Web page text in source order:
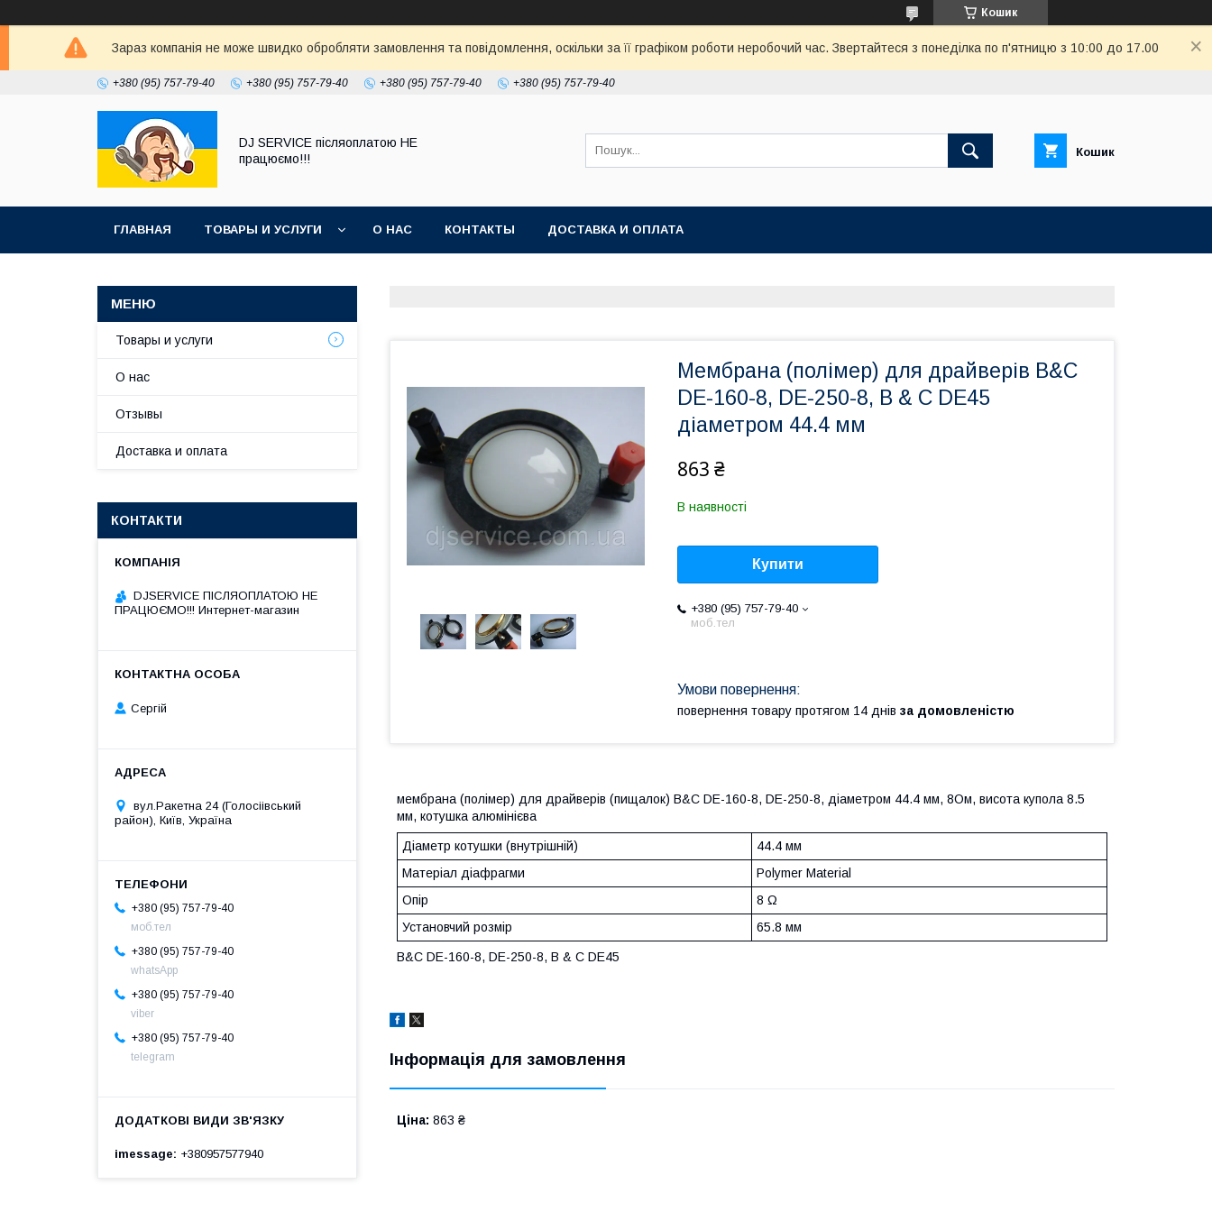
Кошик
Зараз компанія не може швидко обробляти замовлення та повідомлення, оскільки за її графіком роботи неробочий час. Звертайтеся з понеділка по п'ятницю з 10:00 до 17.00
+380 (95) 757-79-40 +380 (95) 757-79-40 +380 (95) 757-79-40 +380 (95) 757-79-40
DJ SERVICE пiсляоплатою НЕ
працюємо!!!
Кошик
ГЛАВНАЯ ТОВАРЫ И УСЛУГИ О НАС КОНТАКТЫ ДОСТАВКА И ОПЛАТА
Мембрана (полімер) для драйверів B&C
DE-160-8, DE-250-8, B & C DE45
діаметром 44.4 мм
863 ₴
В наявності
Купити
+380 (95) 757-79-40
моб.тел
повернення товару протягом 14 днів за домовленістю
мембрана (полімер) для драйверів (пищалок) B&C DE-160-8, DE-250-8, діаметром 44.4 мм, 8Ом, висота купола 8.5
мм, котушка алюмінієва
Діаметр котушки (внутрішній)
44.4 мм
Матеріал діафрагми
Polymer Material
Опір
8 Ω
Установчий розмір
65.8 мм
B&C DE-160-8, DE-250-8, B & C DE45
Інформація для замовлення
Ціна: 863 ₴
Товары и услуги
О нас
Отзывы
Доставка и оплата
КОНТАКТИ
DJSERVICE ПІСЛЯОПЛАТОЮ НЕ
ПРАЦЮЄМО!!! Интернет-магазин
Сергій
вул.Ракетна 24 (Голосіівський
район), Київ, Україна
+380 (95) 757-79-40
моб.тел
+380 (95) 757-79-40
whatsApp
+380 (95) 757-79-40
viber
+380 (95) 757-79-40
telegram
imessage +380957577940